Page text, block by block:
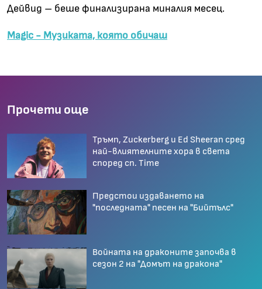
Дейвид – беше финализирана миналия месец.
Magic - Музиката, която обичаш
Прочети още
Тръмп, Zuckerberg и Ed Sheeran сред
най-влиятелните хора в света
според сп. Time
Предстои издаването на
"последната" песен на "Бийтълс"
Войната на драконите започва в
сезон 2 на "Домът на дракона"